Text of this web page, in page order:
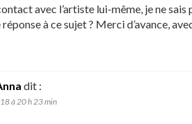
avec l’artiste lui-même, je ne
réponse à ce sujet ? Merci d’avance,
dit :
à 20 h 23 min